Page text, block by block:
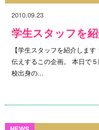
2010.09.23
学生スタッフを
【学生スタッフを紹介しま
伝えするこの企画。 本日で
校出身の...